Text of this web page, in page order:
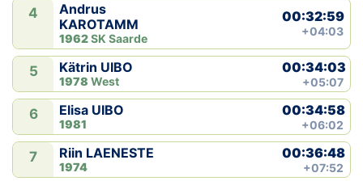
4
Andrus
KAROTAMM
1962SK Saarde
00:32:59
+04:03
5 Kätrin UIBO
1978 West
00:34:03
+05:07
6 Elisa UIBO
1981
00:34:58
+06:02
7 Riin LAENESTE
1974
00:36:48
+07:52